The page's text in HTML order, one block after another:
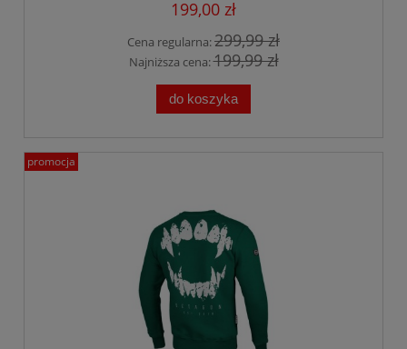
199,00 zł
Cena regularna:299,99 zł
Najniższa cena:199,99 zł
do koszyka
promocja